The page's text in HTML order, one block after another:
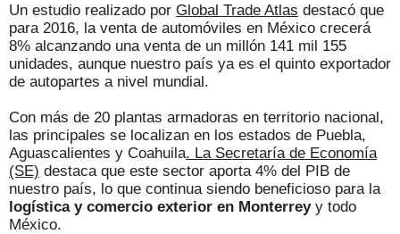
Un estudio realizado por Global Trade Atlas destacó que
para 2016, la venta de automóviles en México crecerá
8% alcanzando una venta de un millón 141 mil 155
unidades, aunque nuestro país ya es el quinto exportador
de autopartes a nivel mundial.
Con más de 20 plantas armadoras en territorio nacional,
las principales se localizan en los estados de Puebla,
Aguascalientes y Coahuila. La Secretaría de Economía
(SE) destaca que este sector aporta 4% del PIB de
nuestro país, lo que continua siendo beneficioso para la
logística y comercio exterior en Monterrey y todo
México.